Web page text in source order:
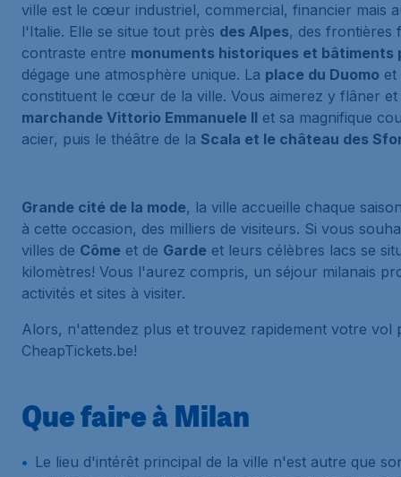
ville est le cœur industriel, commercial, financier mais
l'Italie. Elle se situe tout près des Alpes, des frontières
contraste entre monuments historiques et bâtiments
dégage une atmosphère unique. La place du Duomo et
constituent le cœur de la ville. Vous aimerez y flâner
marchande Vittorio Emmanuele II et sa magnifique
acier, puis le théâtre de la Scala et le château des
Grande cité de la mode, la ville accueille chaque
à cette occasion, des milliers de visiteurs. Si vous
villes de Côme et de Garde et leurs célèbres lacs se
kilomètres! Vous l'aurez compris, un séjour milanais
activités et sites à visiter.
Alors, n'attendez plus et trouvez rapidement votre vol
CheapTickets.be!
Que faire à Milan
Le lieu d'intérêt principal de la ville n'est autre que